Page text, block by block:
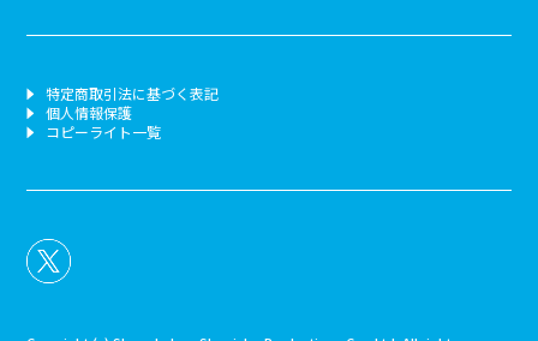
特定商取引法に基づく表記
個人情報保護
コピーライト一覧